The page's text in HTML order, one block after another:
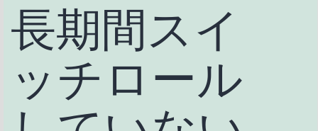
長期間スイ
ッチロール